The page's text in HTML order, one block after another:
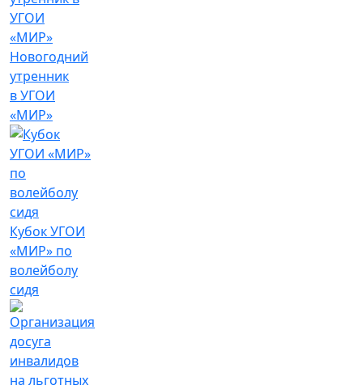
Новогодний
утренник
в УГОИ
«МИР»
Кубок УГОИ
«МИР» по
волейболу
сидя